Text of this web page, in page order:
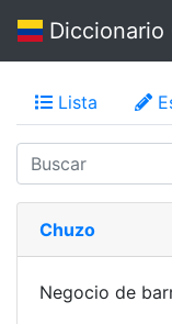
Diccionario
Lista
Chuzo
Negocio de